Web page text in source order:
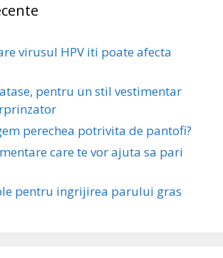
virusul HPV iti poate afecta
pentru un stil vestimentar
perechea potrivita de pantofi?
care te vor ajuta sa pari
pentru ingrijirea parului gras